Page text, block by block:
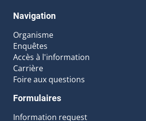
Navigation
Organisme
Enquêtes
Accès à l'information
Carrière
Foire aux questions
Formulaires
Information request